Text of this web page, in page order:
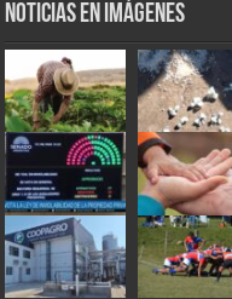
Noticias en Imágenes